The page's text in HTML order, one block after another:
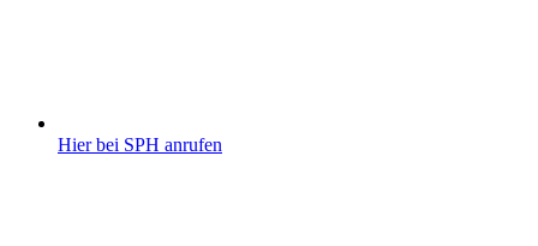
Hier bei SPH anrufen